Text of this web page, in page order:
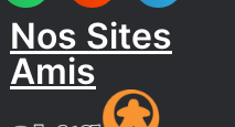
Nos Sites
Amis